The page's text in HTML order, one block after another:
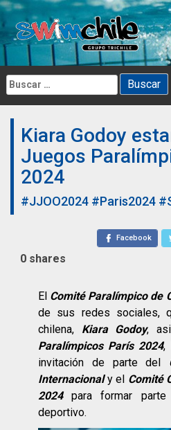
Skip
content
Buscar:
Kiara Godoy
Juegos
2024
#JJOO2024 #Paris2024
Facebook
0 shares
El Comité Paralímpico de
de sus redes sociales,
chilena, Kiara Godoy,
Paralímpicos París 2024,
invitación de parte del
Internacionaly el Comité
2024
para formar
deportivo.